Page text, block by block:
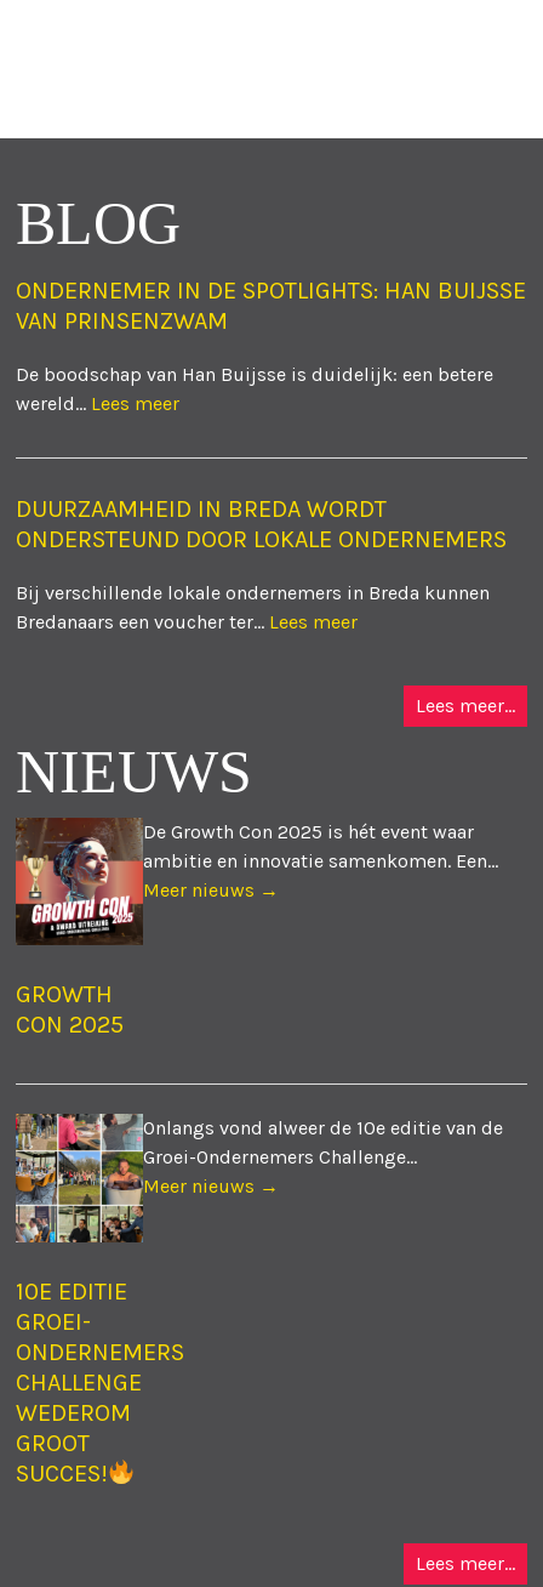
BLOG
ONDERNEMER IN DE SPOTLIGHTS: HAN BUIJSSE
VAN PRINSENZWAM
De boodschap van Han Buijsse is duidelijk: een betere
wereld... Lees meer
DUURZAAMHEID IN BREDA WORDT
ONDERSTEUND DOOR LOKALE ONDERNEMERS
Bij verschillende lokale ondernemers in Breda kunnen
Bredanaars een voucher ter... Lees meer
Lees meer...
NIEUWS
GROWTH
CON 2025
De Growth Con 2025 is hét event waar
ambitie en innovatie samenkomen. Een...
Meer nieuws →
10E EDITIE
GROEI-
ONDERNEMERS
CHALLENGE
WEDEROM
GROOT
SUCCES!
Onlangs vond alweer de 10e editie van de
Groei-Ondernemers Challenge...
Meer nieuws →
Lees meer...